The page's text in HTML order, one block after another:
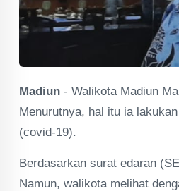
Madiun - Walikota Madiun
Menurutnya, hal itu ia
(covid-19).
Berdasarkan surat edaran
Namun, walikota melihat